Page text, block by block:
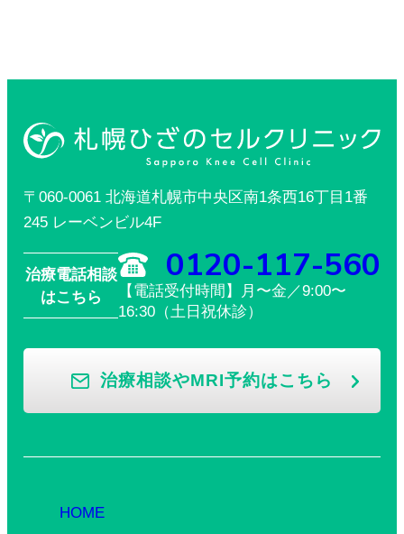
〒060-0061 北海道札幌市中央区南1条西16丁目1番
245 レーベンビル4F
治療電話相談
はこちら
0120-117-560
【電話受付時間】月〜金／9:00〜
16:30（土日祝休診）
治療相談やMRI予約はこちら
HOME